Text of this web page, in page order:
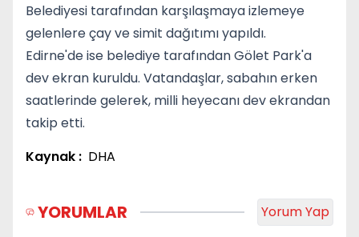
Belediyesi tarafından karşılaşmaya izlemeye
gelenlere çay ve simit dağıtımı yapıldı.
Edirne'de ise belediye tarafından Gölet Park'a
dev ekran kuruldu. Vatandaşlar, sabahın erken
saatlerinde gelerek, milli heyecanı dev ekrandan
takip etti.
Kaynak : DHA
YORUMLAR Yorum Yap